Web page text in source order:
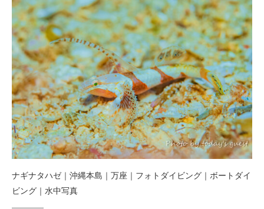
ナギナタハゼ｜沖縄本島｜万座｜フォトダイビング｜ボートダイ
ビング｜水中写真